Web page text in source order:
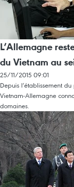
L’Allemagne
du Vietnam au
25/11/2015 09:01
Depuis l’établissement
Vietnam-Allemagne
domaines.